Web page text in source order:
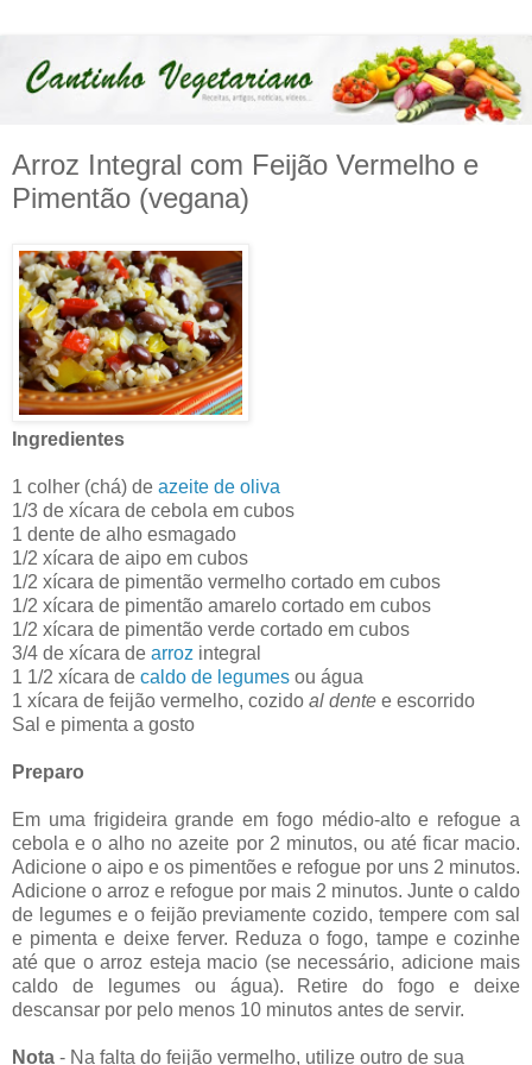
Arroz Integral com Feijão Vermelho e
Pimentão (vegana)
Ingredientes
1 colher (chá) de azeite de oliva
1/3 de xícara de cebola em cubos
1 dente de alho esmagado
1/2 xícara de aipo em cubos
1/2 xícara de pimentão vermelho cortado em cubos
1/2 xícara de pimentão amarelo cortado em cubos
1/2 xícara de pimentão verde cortado em cubos
3/4 de xícara de arroz integral
1 1/2 xícara de caldo de legumes ou água
1 xícara de feijão vermelho, cozido al dente e escorrido
Sal e pimenta a gosto
Preparo
Em uma frigideira grande em fogo médio-alto e refogue a
cebola e o alho no azeite por 2 minutos, ou até ficar macio.
Adicione o aipo e os pimentões e refogue por uns 2 minutos.
Adicione o arroz e refogue por mais 2 minutos. Junte o caldo
de legumes e o feijão previamente cozido, tempere com sal
e pimenta e deixe ferver. Reduza o fogo, tampe e cozinhe
até que o arroz esteja macio (se necessário, adicione mais
caldo de legumes ou água). Retire do fogo e deixe
descansar por pelo menos 10 minutos antes de servir.
Nota - Na falta do feijão vermelho, utilize outro de sua